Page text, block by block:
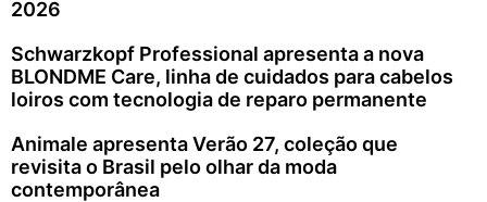
2026
Schwarzkopf Professional apresenta a nova
BLONDME Care, linha de cuidados para cabelos
loiros com tecnologia de reparo permanente
Animale apresenta Verão 27, coleção que
revisita o Brasil pelo olhar da moda
contemporânea